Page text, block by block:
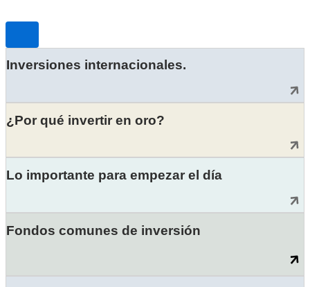
Inversiones internacionales.
¿Por qué invertir en oro?
Lo importante para empezar el día
Fondos comunes de inversión